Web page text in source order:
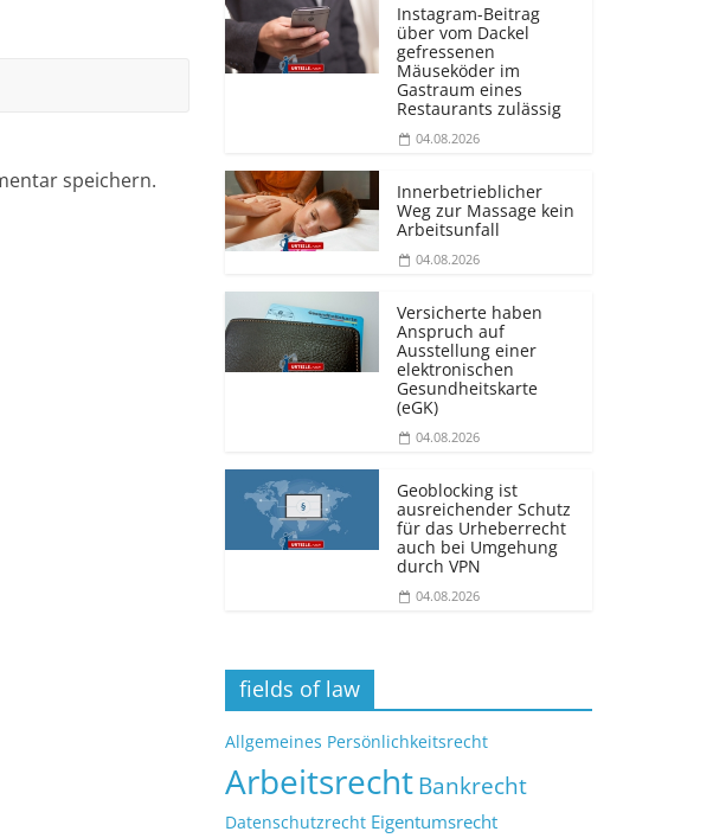
speichern.
Instagram-Beitrag
über vom Dackel
gefressenen
Mäuseköder im
Gastraum eines
Restaurants zulässig
04.08.2026
Innerbetrieblicher
Weg zur Massage kein
Arbeitsunfall
04.08.2026
Versicherte haben
Anspruch auf
Ausstellung einer
elektronischen
Gesundheitskarte
(eGK)
04.08.2026
Geoblocking ist
ausreichender Schutz
für das Urheberrecht
auch bei Umgehung
durch VPN
04.08.2026
fields of law
Allgemeines Persönlichkeitsrecht
ArbeitsrechtBankrecht
Datenschutzrecht Eigentumsrecht